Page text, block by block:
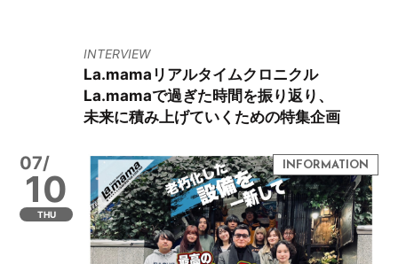
INTERVIEW
La.mamaリアルタイムクロニクル
La.mamaで過ぎた時間を振り返り、
未来に積み上げていくための特集企画
07/
10
THU